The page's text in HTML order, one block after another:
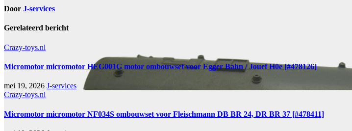
Door J-services
Gerelateerd bericht
Crazy-toys.nl
Micromotor micromotor HEG001G motor ombouwset voor Egger Bahn / Jouef H0e [#478126]
mei 19, 2026 J-services
Crazy-toys.nl
Micromotor micromotor NF034S ombouwset voor Fleischmann DB BR 24, DR BR 37 [#478411]